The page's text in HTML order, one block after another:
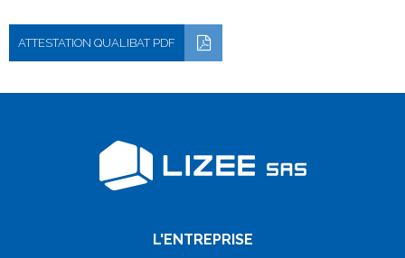
ATTESTATION QUALIBAT PDF
L'ENTREPRISE